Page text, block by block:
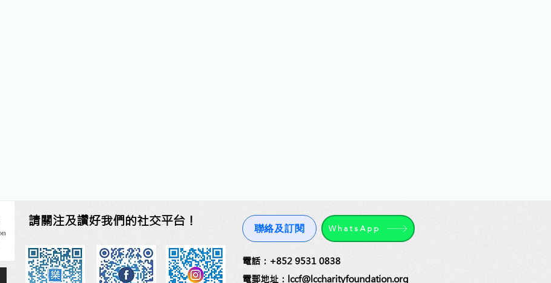
請關注及讚好我們的社交平台！ 聯絡及訂閱 WhatsApp
​電話：+852 9531 0838
電郵地址：lccf@lccharityfoundation.org